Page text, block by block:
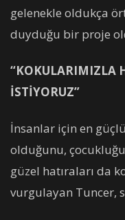
gelenekle oldukça
duyduğu bir proje
“KOKULARIMIZLA
İSTİYORUZ”
İnsanlar için en
olduğunu,
güzel hatıraları da
vurgulayan Tuncer,